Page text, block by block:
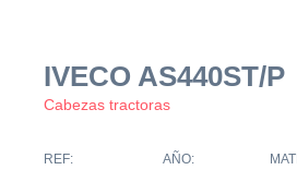
IVECO AS440ST/P
Cabezas tractoras
REF: AÑO: